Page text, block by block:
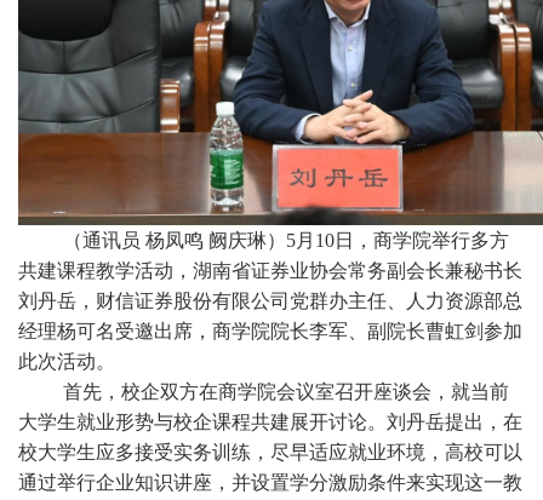
（通讯员 杨凤鸣 阙庆琳）5月10日，商学院举行多方
共建课程教学活动，湖南省证券业协会常务副会长兼秘书长
刘丹岳，财信证券股份有限公司党群办主任、人力资源部总
经理杨可名受邀出席，商学院院长李军、副院长曹虹剑参加
此次活动。
首先，校企双方在商学院会议室召开座谈会，就当前
大学生就业形势与校企课程共建展开讨论。刘丹岳提出，在
校大学生应多接受实务训练，尽早适应就业环境，高校可以
通过举行企业知识讲座，并设置学分激励条件来实现这一教